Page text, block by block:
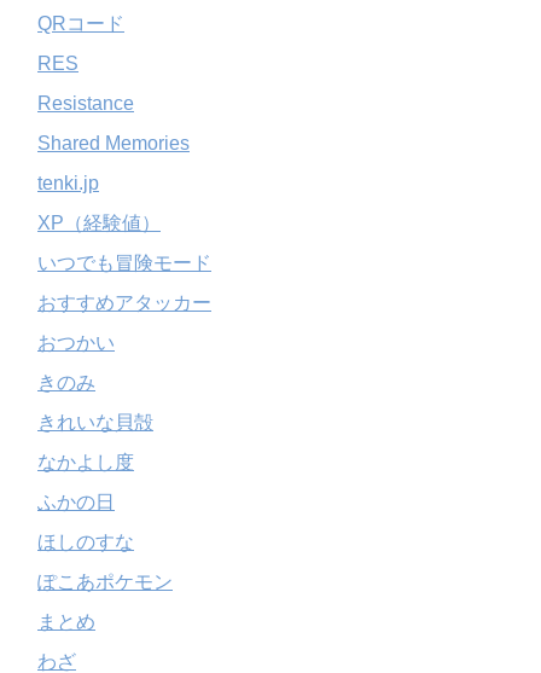
QRコード
RES
Resistance
Shared Memories
tenki.jp
XP（経験値）
いつでも冒険モード
おすすめアタッカー
おつかい
きのみ
きれいな貝殻
なかよし度
ふかの日
ほしのすな
ぽこあポケモン
まとめ
わざ